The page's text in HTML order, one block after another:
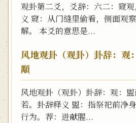
观卦第二爻，爻辞：六二：窥
义 窥：从门缝里偷看，侧面观
解。 本爻的意思是...
风地观卦（观卦）卦辞：观
顒
风地观卦（观卦）卦辞：观：
若。卦辞释义 盥：指祭祀前净
行为。荐：进献腥...